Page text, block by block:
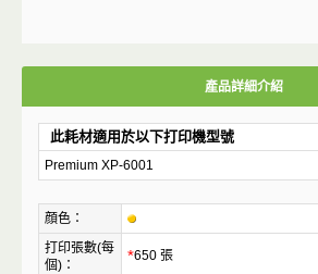
產品詳細介紹
此耗材適用於以下打印機型號
Premium XP-6001
顔色：
打印張數(每
個)：
*650 張